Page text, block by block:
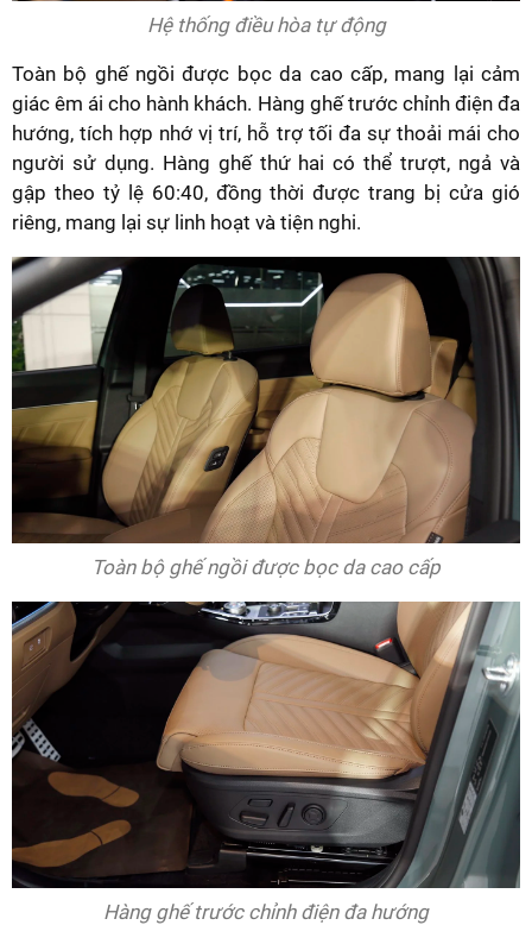
Hệ thống điều hòa tự động
Toàn bộ ghế ngồi được bọc da cao cấp, mang lại cảm
giác êm ái cho hành khách. Hàng ghế trước chỉnh điện đa
hướng, tích hợp nhớ vị trí, hỗ trợ tối đa sự thoải mái cho
người sử dụng. Hàng ghế thứ hai có thể trượt, ngả và
gập theo tỷ lệ 60:40, đồng thời được trang bị cửa gió
riêng, mang lại sự linh hoạt và tiện nghi.
Toàn bộ ghế ngồi được bọc da cao cấp
Hàng ghế trước chỉnh điện đa hướng